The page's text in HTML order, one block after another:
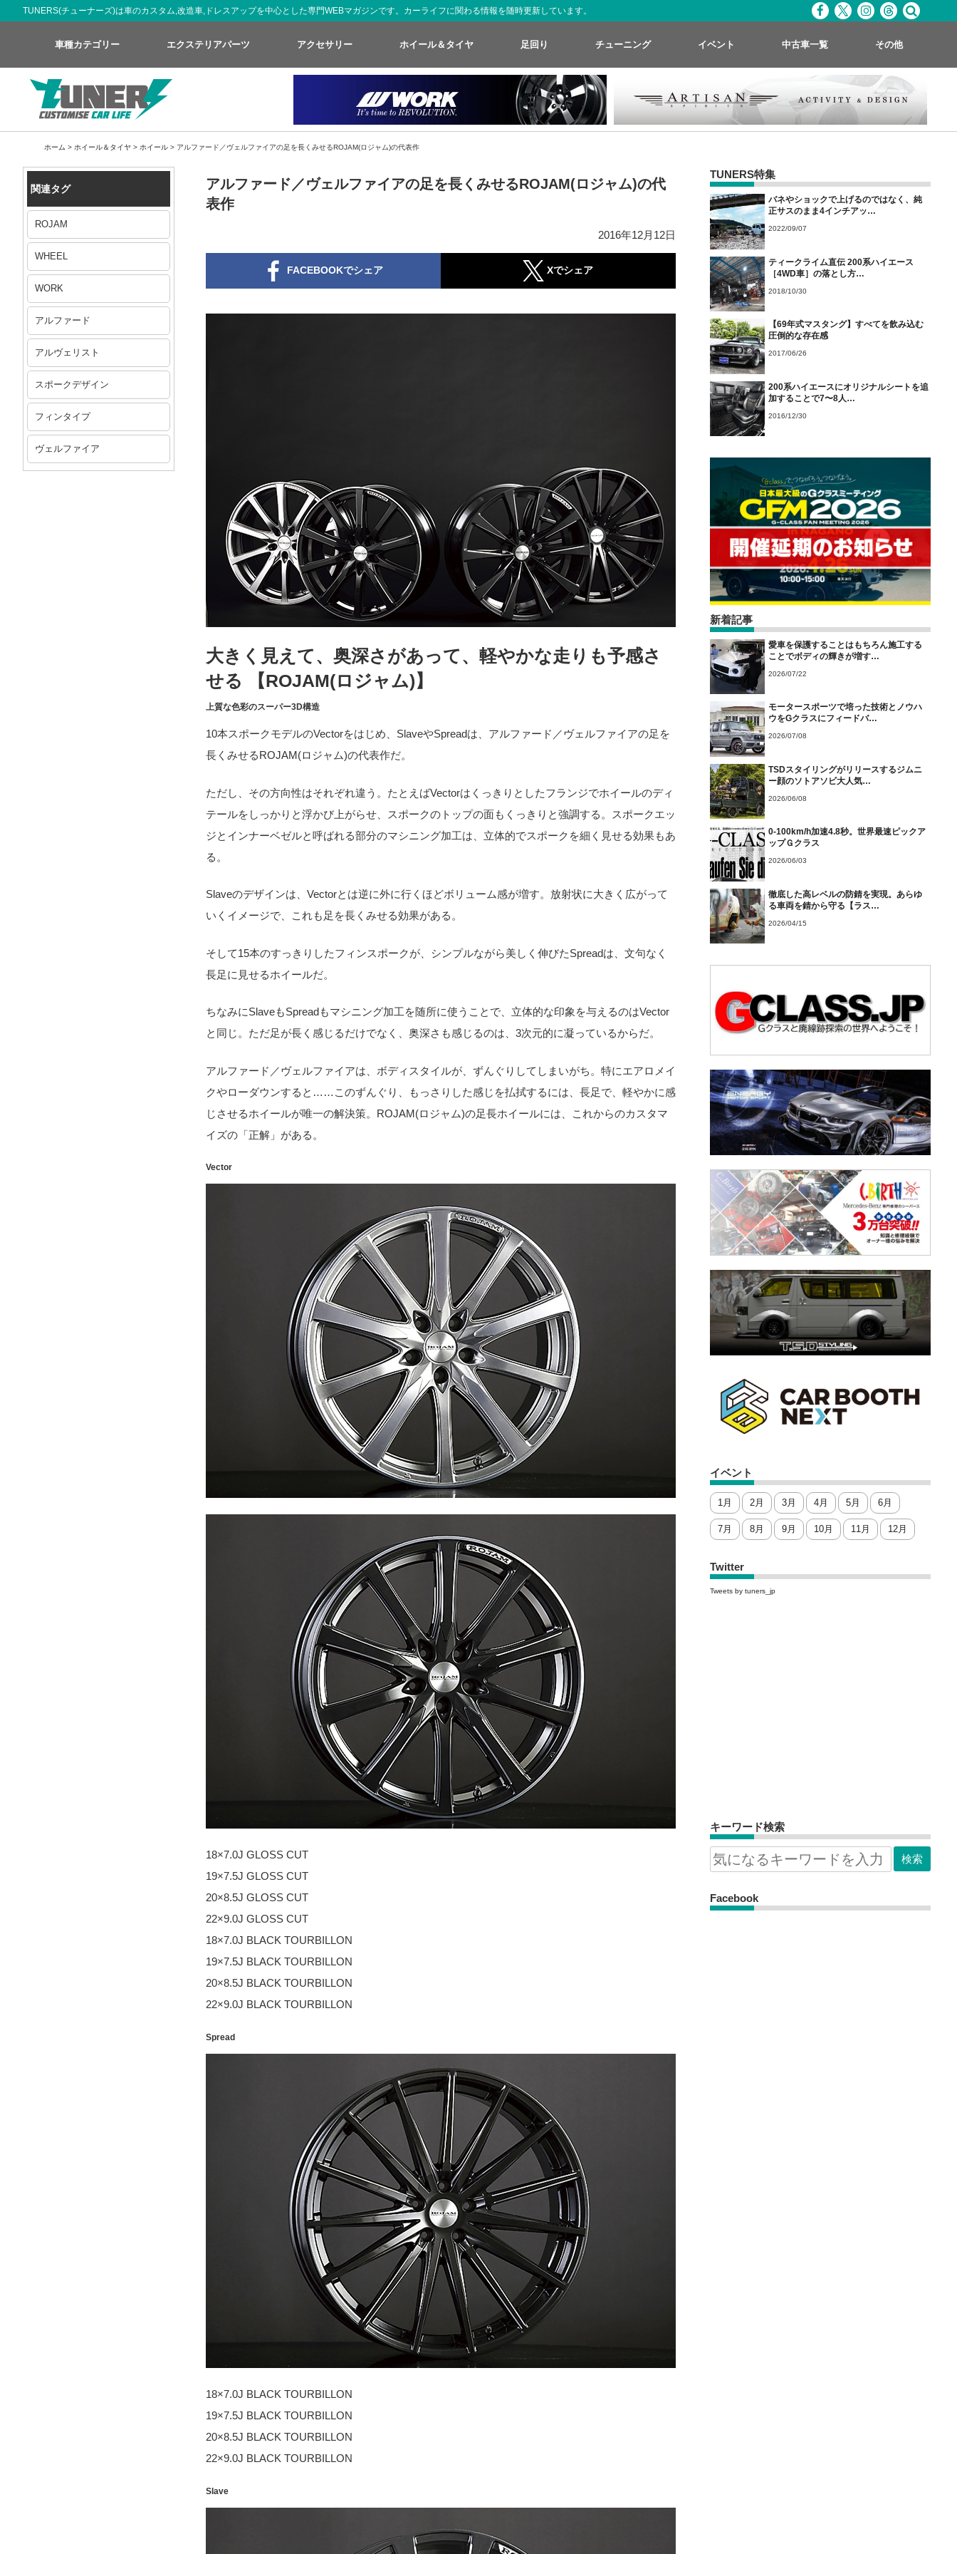
TUNERS(チューナーズ)は車のカスタム,改造車,ドレスアップを中心とした専門WEBマガジンです。カーライフに関わる情報を随時更新しています。
車種カテゴリー エクステリアパーツ アクセサリー ホイール＆タイヤ 足回り チューニング イベント 中古車一覧 その他
ホーム > ホイール＆タイヤ > ホイール > アルファード／ヴェルファイアの足を長くみせるROJAM(ロジャム)の代表作
関連タグ
ROJAM
WHEEL
WORK
アルファード
アルヴェリスト
スポークデザイン
フィンタイプ
ヴェルファイア
アルファード／ヴェルファイアの足を長くみせるROJAM(ロジャム)の代
表作
2016年12月12日
FACEBOOKでシェア Xでシェア
大きく見えて、奥深さがあって、軽やかな走りも予感さ
せる 【ROJAM(ロジャム)】
上質な色彩のスーパー3D構造
10本スポークモデルのVectorをはじめ、SlaveやSpreadは、アルファード／ヴェルファイアの足を
長くみせるROJAM(ロジャム)の代表作だ。
ただし、その方向性はそれぞれ違う。たとえばVectorはくっきりとしたフランジでホイールのディ
テールをしっかりと浮かび上がらせ、スポークのトップの面もくっきりと強調する。スポークエッ
ジとインナーベゼルと呼ばれる部分のマシニング加工は、立体的でスポークを細く見せる効果もあ
る。
Slaveのデザインは、Vectorとは逆に外に行くほどボリューム感が増す。放射状に大きく広がって
いくイメージで、これも足を長くみせる効果がある。
そして15本のすっきりしたフィンスポークが、シンプルながら美しく伸びたSpreadは、文句なく
長足に見せるホイールだ。
ちなみにSlaveもSpreadもマシニング加工を随所に使うことで、立体的な印象を与えるのはVector
と同じ。ただ足が長く感じるだけでなく、奥深さも感じるのは、3次元的に凝っているからだ。
アルファード／ヴェルファイアは、ボディスタイルが、ずんぐりしてしまいがち。特にエアロメイ
クやローダウンすると……このずんぐり、もっさりした感じを払拭するには、長足で、軽やかに感
じさせるホイールが唯一の解決策。ROJAM(ロジャム)の足長ホイールには、これからのカスタマ
イズの「正解」がある。
Vector
18×7.0J GLOSS CUT
19×7.5J GLOSS CUT
20×8.5J GLOSS CUT
22×9.0J GLOSS CUT
18×7.0J BLACK TOURBILLON
19×7.5J BLACK TOURBILLON
20×8.5J BLACK TOURBILLON
22×9.0J BLACK TOURBILLON
Spread
18×7.0J BLACK TOURBILLON
19×7.5J BLACK TOURBILLON
20×8.5J BLACK TOURBILLON
22×9.0J BLACK TOURBILLON
Slave
TUNERS特集
バネやショックで上げるのではなく、純
正サスのまま4インチアッ…
2022/09/07
ティークライム直伝 200系ハイエース
［4WD車］の落とし方…
2018/10/30
【69年式マスタング】すべてを飲み込む
圧倒的な存在感
2017/06/26
200系ハイエースにオリジナルシートを追
加することで7〜8人…
2016/12/30
新着記事
愛車を保護することはもちろん施工する
ことでボディの輝きが増す…
2026/07/22
モータースポーツで培った技術とノウハ
ウをGクラスにフィードバ…
2026/07/08
TSDスタイリングがリリースするジムニ
ー顔のソトアソビ大人気…
2026/06/08
0-100km/h加速4.8秒。世界最速ピックア
ップＧクラス
2026/06/03
徹底した高レベルの防錆を実現。あらゆ
る車両を錆から守る【ラス…
2026/04/15
イベント
1月 2月 3月 4月 5月 6月
7月 8月 9月 10月 11月 12月
Twitter
Tweets by tuners_jp
キーワード検索
Facebook